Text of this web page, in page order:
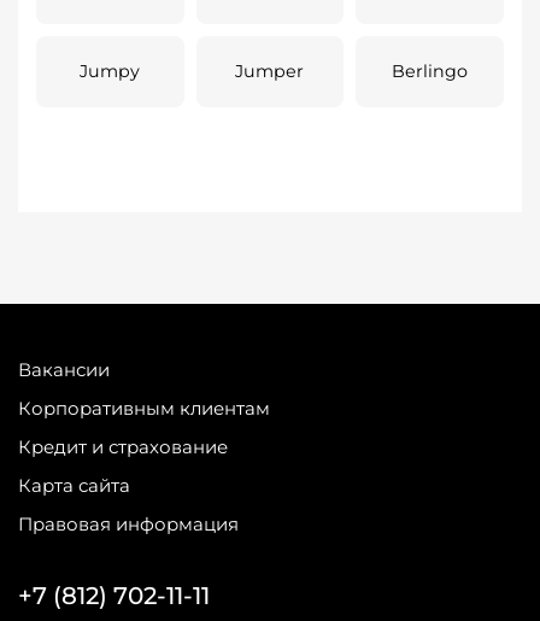
Jumpy Jumper Berlingo
Вакансии
Корпоративным клиентам
Кредит и страхование
Карта сайта
Правовая информация
+7 (812) 702-11-11